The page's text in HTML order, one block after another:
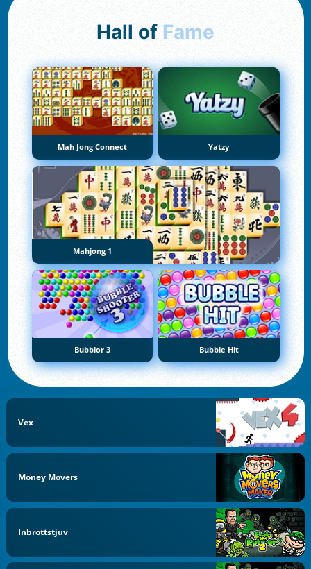
Hall of Fame
Mah Jong Connect Yatzy
Mahjong 1
Bubblor 3 Bubble Hit
Vex
Money Movers
Inbrottstjuv